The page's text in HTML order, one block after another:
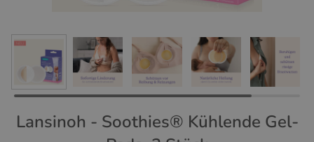
Lansinoh - Soothies® Kühlende Gel-